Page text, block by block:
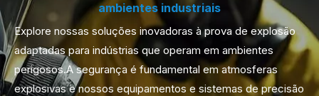
ambientes industriais
Explore nossas soluções inovadoras à prova de explosão
adaptadas para indústrias que operam em ambientes
perigosos.A segurança é fundamental em atmosferas
explosivas e nossos equipamentos e sistemas de precisão